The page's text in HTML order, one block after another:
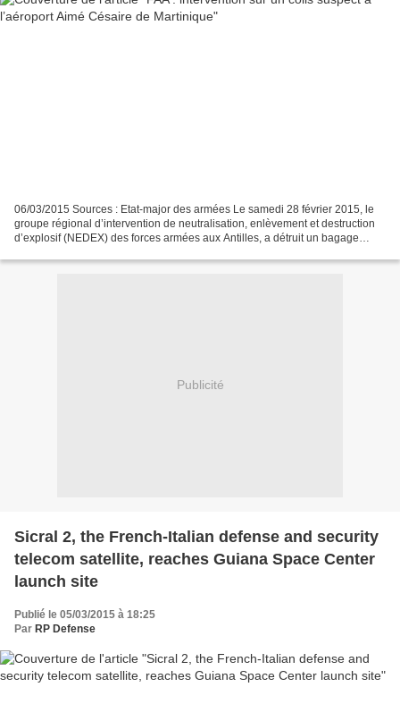
06/03/2015 Sources : Etat-major des armées Le samedi 28 février 2015, le
groupe régional d’intervention de neutralisation, enlèvement et destruction
d’explosif (NEDEX) des forces armées aux Antilles, a détruit un bagage
Publicité
Sicral 2, the French-Italian defense and security
telecom satellite, reaches Guiana Space Center
launch site
Publié le 05/03/2015 à 18:25
Par RP Defense